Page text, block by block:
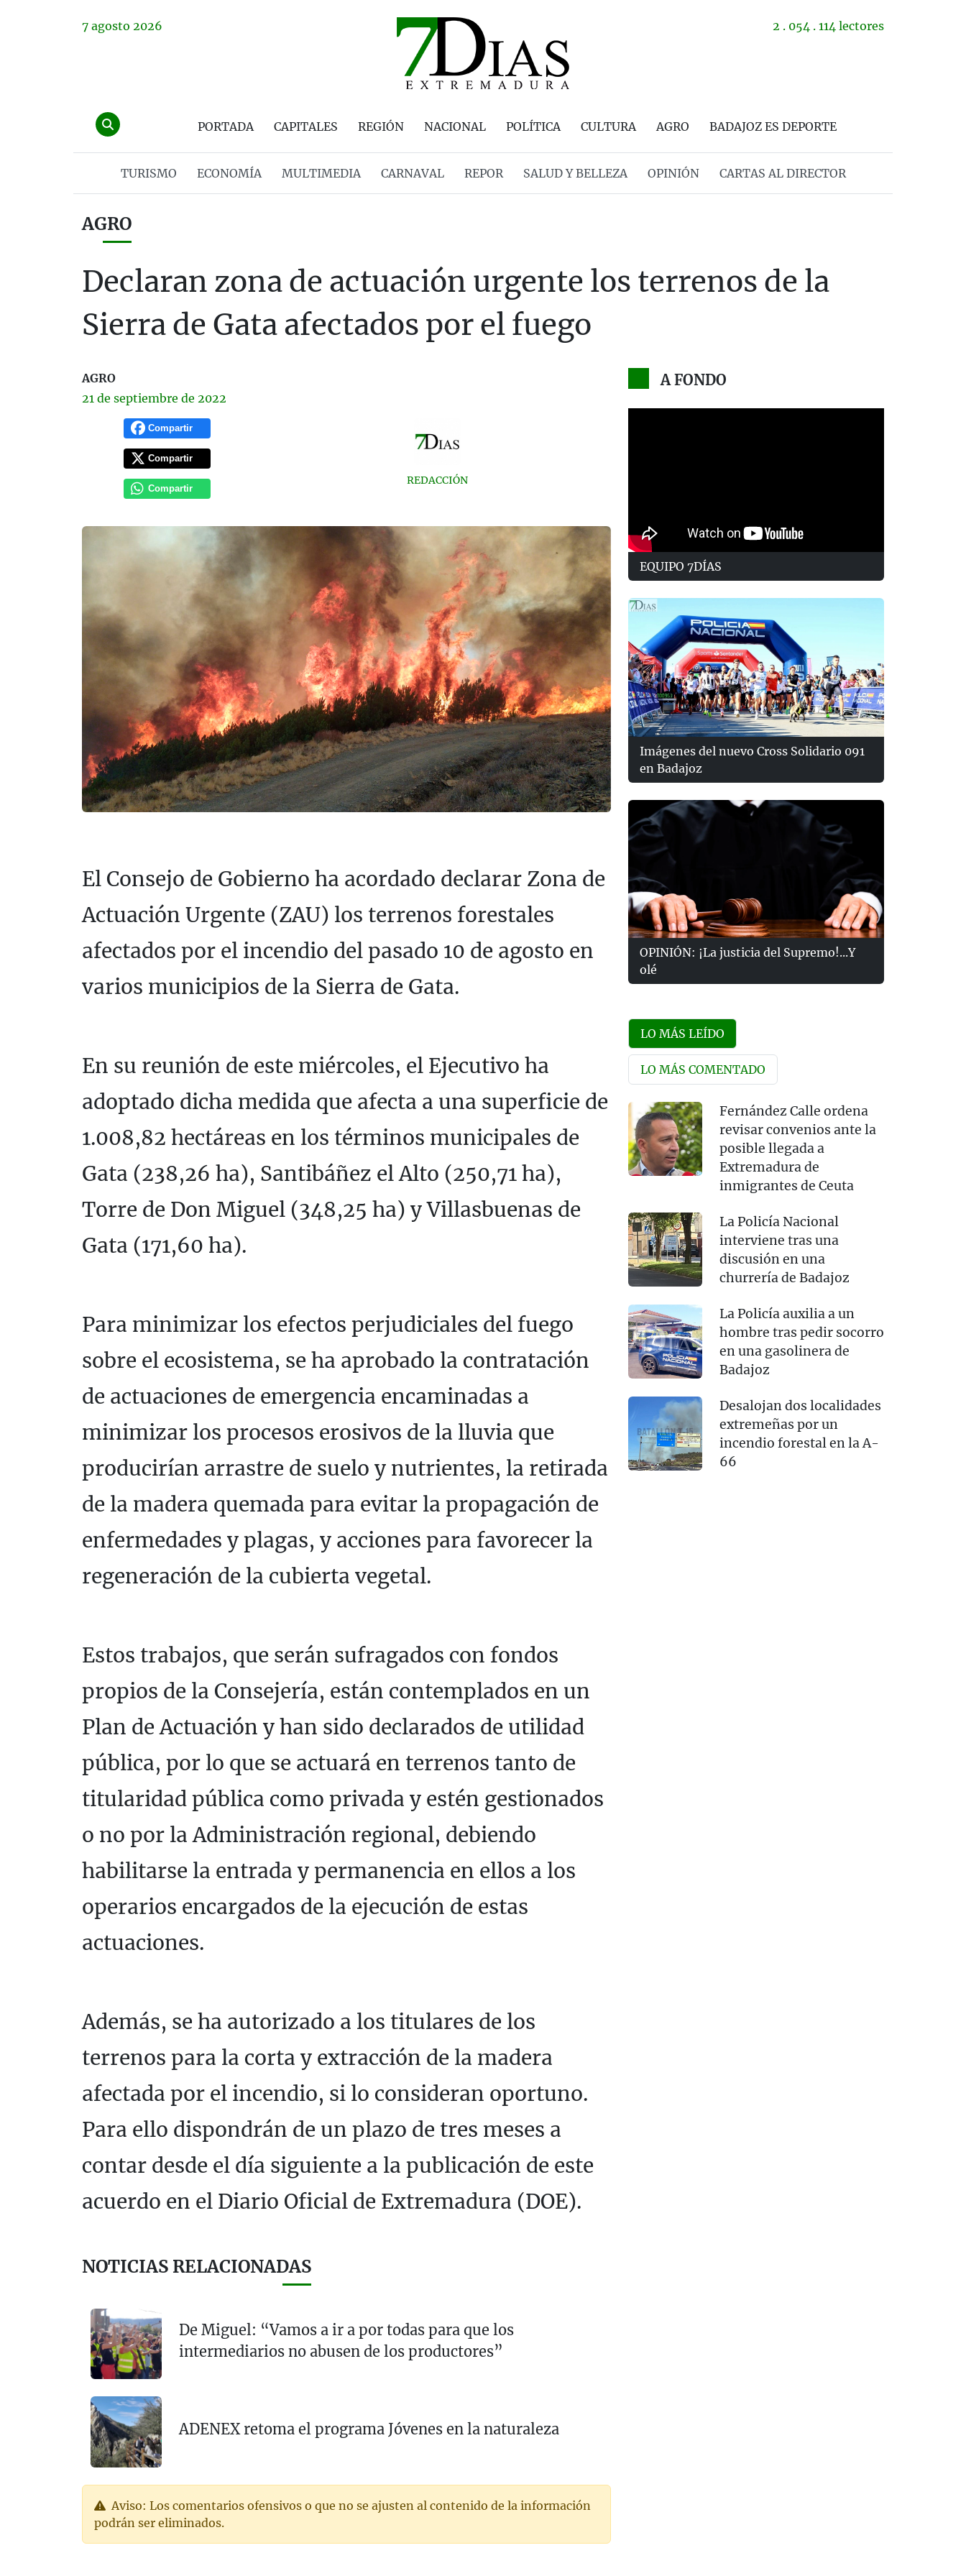
7 agosto 2026 2 . 054 . 114 lectores
PORTADA CAPITALES REGIÓN NACIONAL POLÍTICA CULTURA AGRO BADAJOZ ES DEPORTE
TURISMO ECONOMÍA MULTIMEDIA CARNAVAL REPOR SALUD Y BELLEZA OPINIÓN CARTAS AL DIRECTOR
AGRO
Declaran zona de actuación urgente los terrenos de la
Sierra de Gata afectados por el fuego
AGRO
21 de septiembre de 2022
Compartir
Compartir
Compartir
REDACCIÓN
El Consejo de Gobierno ha acordado declarar Zona de
Actuación Urgente (ZAU) los terrenos forestales
afectados por el incendio del pasado 10 de agosto en
varios municipios de la Sierra de Gata.
En su reunión de este miércoles, el Ejecutivo ha
adoptado dicha medida que afecta a una superficie de
1.008,82 hectáreas en los términos municipales de
Gata (238,26 ha), Santibáñez el Alto (250,71 ha),
Torre de Don Miguel (348,25 ha) y Villasbuenas de
Gata (171,60 ha).
Para minimizar los efectos perjudiciales del fuego
sobre el ecosistema, se ha aprobado la contratación
de actuaciones de emergencia encaminadas a
minimizar los procesos erosivos de la lluvia que
producirían arrastre de suelo y nutrientes, la retirada
de la madera quemada para evitar la propagación de
enfermedades y plagas, y acciones para favorecer la
regeneración de la cubierta vegetal.
Estos trabajos, que serán sufragados con fondos
propios de la Consejería, están contemplados en un
Plan de Actuación y han sido declarados de utilidad
pública, por lo que se actuará en terrenos tanto de
titularidad pública como privada y estén gestionados
o no por la Administración regional, debiendo
habilitarse la entrada y permanencia en ellos a los
operarios encargados de la ejecución de estas
actuaciones.
Además, se ha autorizado a los titulares de los
terrenos para la corta y extracción de la madera
afectada por el incendio, si lo consideran oportuno.
Para ello dispondrán de un plazo de tres meses a
contar desde el día siguiente a la publicación de este
acuerdo en el Diario Oficial de Extremadura (DOE).
NOTICIAS RELACIONADAS
De Miguel: “Vamos a ir a por todas para que los
intermediarios no abusen de los productores”
ADENEX retoma el programa Jóvenes en la naturaleza
Aviso: Los comentarios ofensivos o que no se ajusten al contenido de la información
podrán ser eliminados.
A FONDO
EQUIPO 7DÍAS
Imágenes del nuevo Cross Solidario 091
en Badajoz
OPINIÓN: ¡La justicia del Supremo!...Y
olé
LO MÁS LEÍDO
LO MÁS COMENTADO
Fernández Calle ordena
revisar convenios ante la
posible llegada a
Extremadura de
inmigrantes de Ceuta
La Policía Nacional
interviene tras una
discusión en una
churrería de Badajoz
La Policía auxilia a un
hombre tras pedir socorro
en una gasolinera de
Badajoz
Desalojan dos localidades
extremeñas por un
incendio forestal en la A-
66